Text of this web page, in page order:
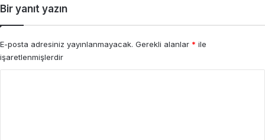
Bir yanıt yazın
E-posta adresiniz yayınlanmayacak. Gerekli alanlar * ile
işaretlenmişlerdir